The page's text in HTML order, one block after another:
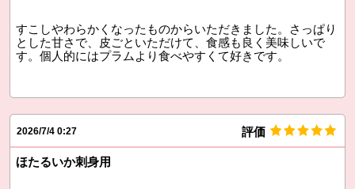
すこしやわらかくなったものからいただきました。さっぱり
とした甘さで、皮ごといただけて、食感も良く美味しいで
す。個人的にはプラムより食べやすくて好きです。
2026/7/4 0:27 評価
ほたるいか刺身用